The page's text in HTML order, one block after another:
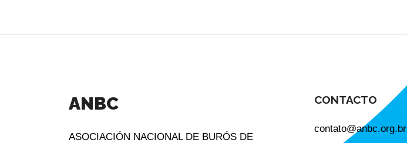
ANBC
ASOCIACIÓN NACIONAL DE BURÓS DE
CONTACTO
contato@anbc.org.br